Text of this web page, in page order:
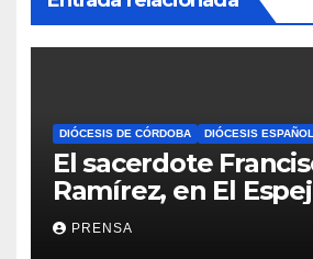
DIÓCESIS DE CÓRDOBA DIÓCESIS
El sacerdote
Ramírez, en El
Iglesia
PRENSA